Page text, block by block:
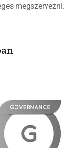
megszervezni.